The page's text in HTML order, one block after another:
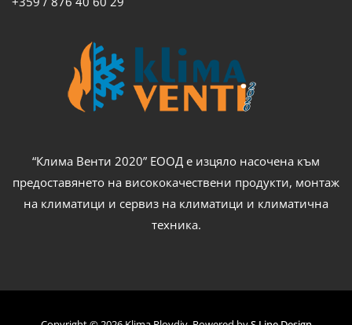
“Клима Венти 2020” ЕООД е изцяло насочена към
предоставянето на висококачествени продукти, монтаж
на климатици и сервиз на климатици и климатична
техника.